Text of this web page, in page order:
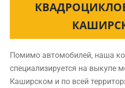
Помимо автомобилей, наша
специализируется на выкупе
Каширском и по всей